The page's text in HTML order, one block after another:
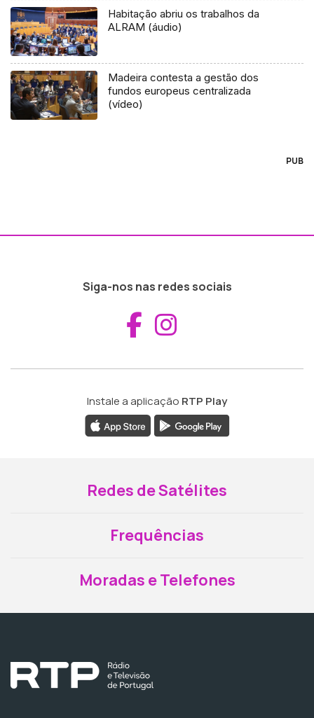
Habitação abriu os trabalhos da
ALRAM (áudio)
Madeira contesta a gestão dos
fundos europeus centralizada
(vídeo)
PUB
Siga-nos nas redes sociais
Aceder ao
Instale a aplicação RTP Play
Redes de Satélites
Frequências
Moradas e Telefones